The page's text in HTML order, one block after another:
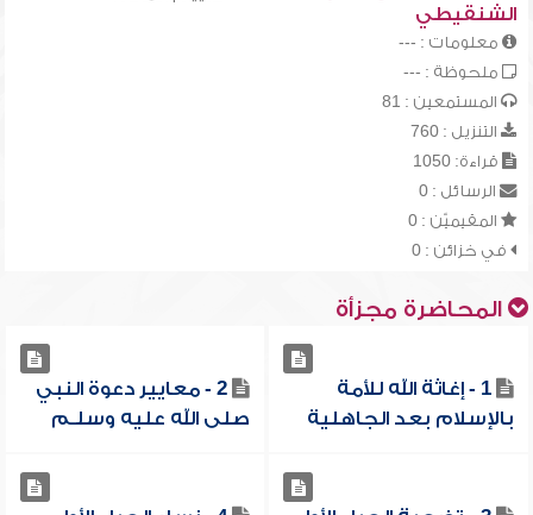
الشنقيطي
معلومات : ---
ملحوظة : ---
المستمعين : 81
التنزيل : 760
قراءة: 1050
الرسائل : 0
المقيميّن : 0
في خزائن : 0
المحاضرة مجزأة
1 - إغاثة الله للأمة
بالإسلام بعد الجاهلية
2 - معايير دعوة النبي
صلى الله عليه وسلـم